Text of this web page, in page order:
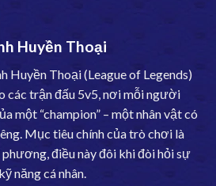
Huyền Thoại
Huyền Thoại (League of Legends)
các trận đấu 5v5, nơi mỗi người
một “champion” – một nhân vật có
Mục tiêu chính của trò chơi là
phương, điều này đôi khi đòi hỏi sự
năng cá nhân.